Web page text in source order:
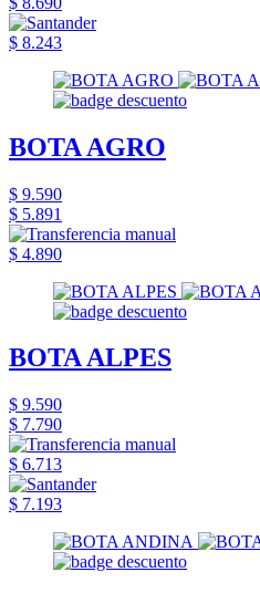
$ 8.243
BOTA AGRO
$ 9.590
$ 5.891
$ 4.890
BOTA ALPES
$ 9.590
$ 7.790
$ 6.713
$ 7.193